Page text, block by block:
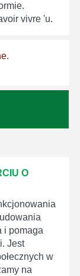
vivre 'u.
O
i pomaga
Jest
w
na